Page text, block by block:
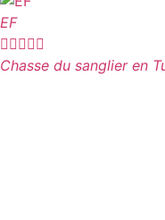
EF

Chasse du sanglier en